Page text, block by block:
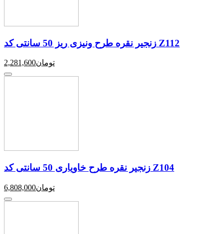
زنجیر نقره طرح ونیزی ریز 50 سانتی کد Z112
2,281,600تومان
زنجیر نقره طرح خاویاری 50 سانتی کد Z104
6,808,000تومان